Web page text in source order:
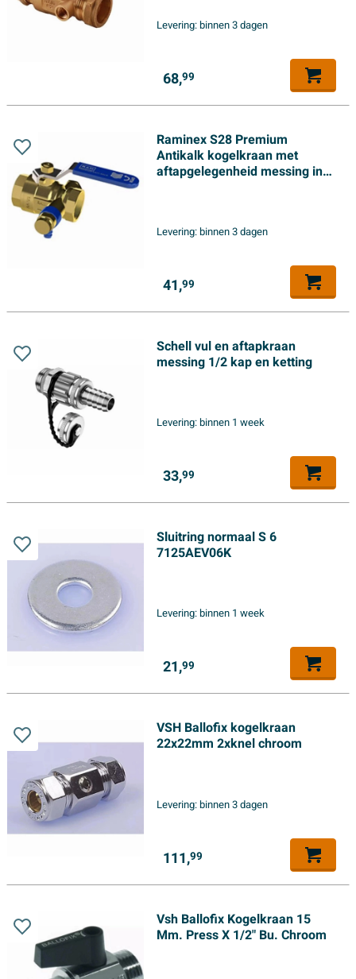
Levering:binnen 3 dagen
68,99
Raminex S28 Premium
Antikalk kogelkraan met
aftapgelegenheid messing incl.
Levering:binnen 3 dagen
41,99
Schell vul en aftapkraan
messing 1/2 kap en ketting
Levering:binnen 1 week
33,99
Sluitring normaal S 6
7125AEV06K
Levering:binnen 1 week
21,99
VSH Ballofix kogelkraan
22x22mm 2xknel chroom
Levering:binnen 3 dagen
111,99
Vsh Ballofix Kogelkraan 15
Mm. Press X 1/2" Bu. Chroom